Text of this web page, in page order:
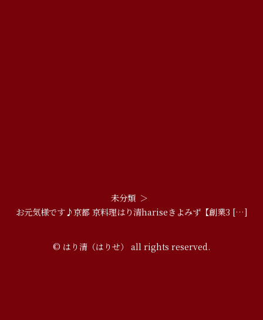
未分類
お元気様です♪京都 京料理はり清hariseきよみず【創業3 […]
© はり清（はりせ） all rights reserved.